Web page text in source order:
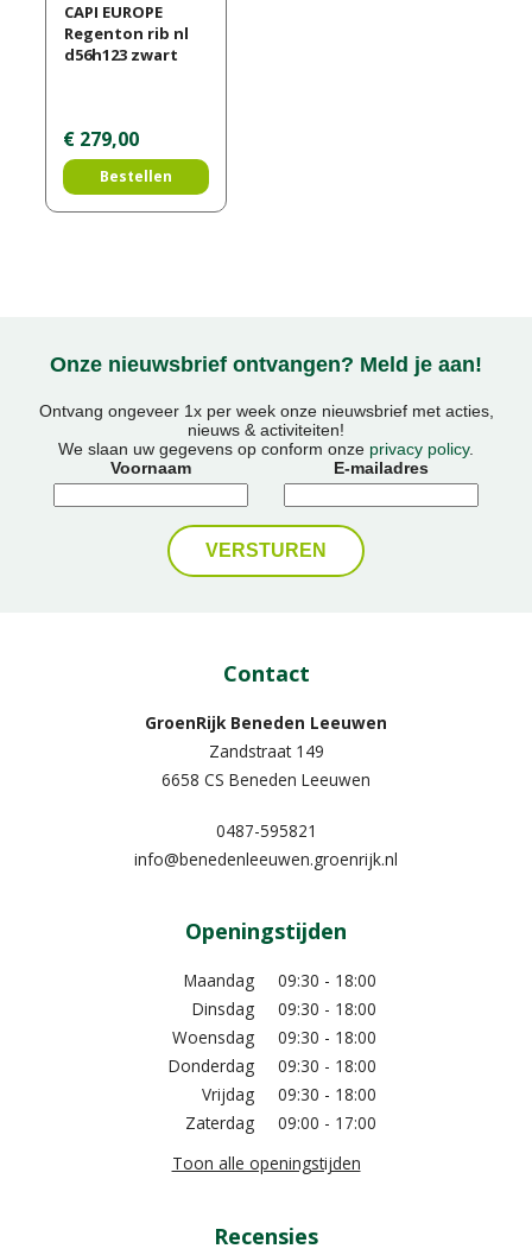
CAPI EUROPE
Regenton rib nl
d56h123 zwart
€ 279,00
Bestellen
Onze nieuwsbrief ontvangen? Meld je aan!
Ontvang ongeveer 1x per week onze nieuwsbrief met acties,
nieuws & activiteiten!
We slaan uw gegevens op conform onze privacy policy.
Voornaam
E-mailadres
Contact
GroenRijk Beneden Leeuwen​
Zandstraat 149
6658 CS Beneden Leeuwen
0487-595821
info@benedenleeuwen.groenrijk.nl
Openingstijden
Maandag
09:30 - 18:00
Dinsdag
09:30 - 18:00
Woensdag
09:30 - 18:00
Donderdag
09:30 - 18:00
Vrijdag
09:30 - 18:00
Zaterdag
09:00 - 17:00
Toon alle openingstijden
Recensies